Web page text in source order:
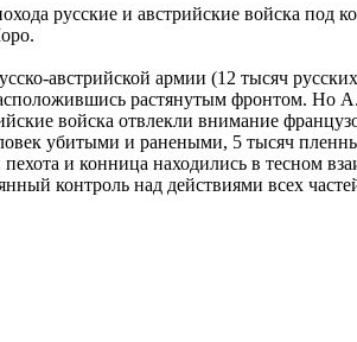
русские и австрийские войска
австрийской армии (12 тысяч
растянутым фронтом. Но
войска отвлекли внимание
убитыми и ранеными, 5 тысяч
и конница находились в тесном
контроль над действиями всех